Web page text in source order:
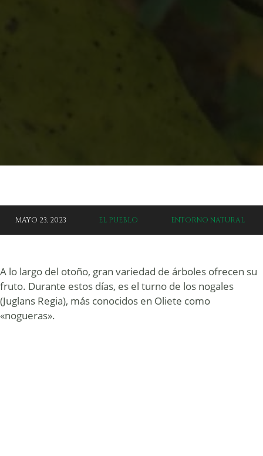
MAYO 23, 2023 EL PUEBLO ENTORNO NATURAL
A lo largo del otoño, gran variedad de árboles ofrecen su
fruto. Durante estos días, es el turno de los nogales
(Juglans Regia), más conocidos en Oliete como
«nogueras».